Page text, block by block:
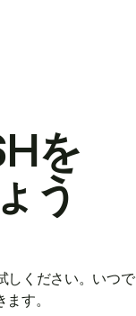
を
う
ください。いつ
す。